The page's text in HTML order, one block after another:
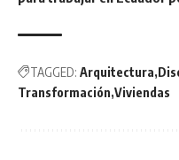
TAGGED: Arquitectura
Transformación Viviendas